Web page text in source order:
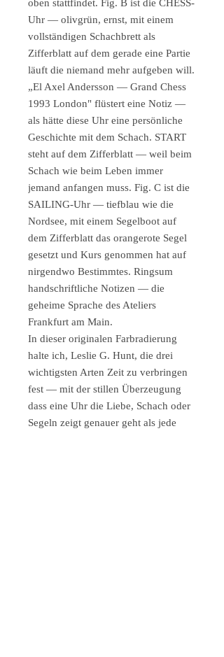
oben stattfindet. Fig. B ist die CHESS-
Uhr — olivgrün, ernst, mit einem
vollständigen Schachbrett als
Zifferblatt auf dem gerade eine Partie
läuft die niemand mehr aufgeben will.
„El Axel Andersson — Grand Chess
1993 London" flüstert eine Notiz —
als hätte diese Uhr eine persönliche
Geschichte mit dem Schach. START
steht auf dem Zifferblatt — weil beim
Schach wie beim Leben immer
jemand anfangen muss. Fig. C ist die
SAILING-Uhr — tiefblau wie die
Nordsee, mit einem Segelboot auf
dem Zifferblatt das orangerote Segel
gesetzt und Kurs genommen hat auf
nirgendwo Bestimmtes. Ringsum
handschriftliche Notizen — die
geheime Sprache des Ateliers
Frankfurt am Main.
In dieser originalen Farbradierung
halte ich, Leslie G. Hunt, die drei
wichtigsten Arten Zeit zu verbringen
fest — mit der stillen Überzeugung
dass eine Uhr die Liebe, Schach oder
Segeln zeigt genauer geht als jede